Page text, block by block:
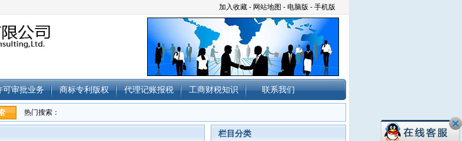
加入收藏 - 网站地图 - 电脑版 - 手机版
可审批业务 商标专利版权 代理记账报税 工商财税知识 联系我们
热门搜索：
栏目分类